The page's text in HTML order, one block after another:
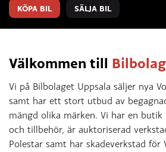
KÖPA BIL SÄLJA BIL
Välkommen till
Vi på Bilbolaget Uppsala säljer nya
samt har ett stort utbud av
mängd olika märken. Vi har en butik
och tillbehör, är auktoriserad
Polestar samt har skadeverkstad för